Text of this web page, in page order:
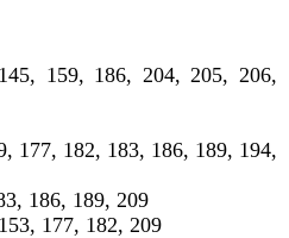
159, 186, 204, 205, 206,
177, 182, 183, 186, 189, 194,
186, 189, 209
177, 182, 209